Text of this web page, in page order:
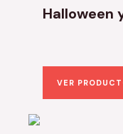
Halloween
VER